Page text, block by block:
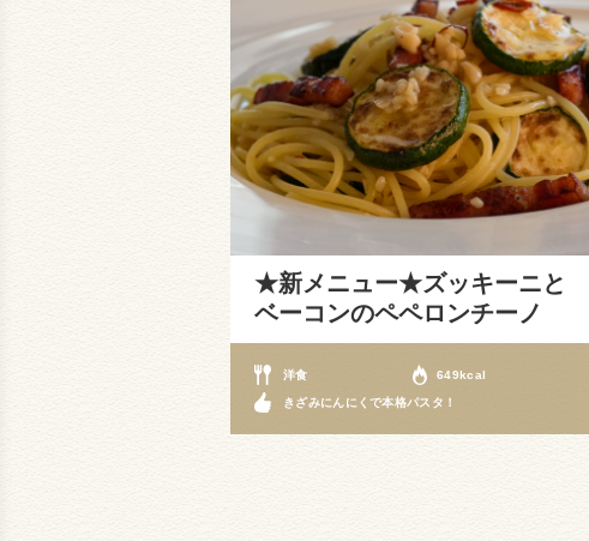
★新メニュー★ズッキーニと
ベーコンのペペロンチーノ
洋食 649kcal
きざみにんにくで本格パスタ！